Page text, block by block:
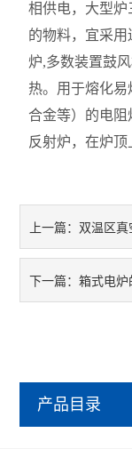
相供电，大型
的物料，宜采用
炉,多数装置鼓
热。用于熔化
合金等）的电
反射炉，在炉顶
上一篇： 双温区
下一篇：箱式电炉
产品目录